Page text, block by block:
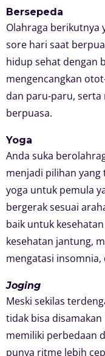
Bersepeda
Olahraga berikutnya
sore hari saat
hidup sehat dengan
mengencangkan
dan paru-paru, serta
berpuasa.
Yoga
Anda suka
menjadi pilihan yang
yoga untuk pemula
bergerak sesuai
baik untuk
kesehatan jantung,
mengatasi insomnia,
Joging
Meski sekilas
tidak bisa
memiliki perbedaan
punya ritme lebih